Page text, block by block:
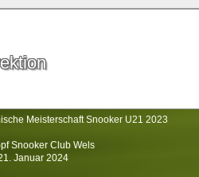
Meisterschaft Snooker U21 2023
Snooker Club Wels
Januar 2024